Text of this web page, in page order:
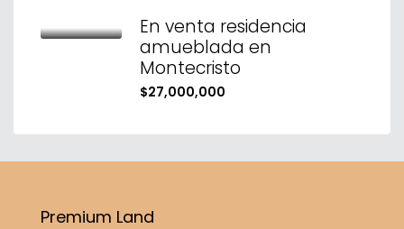
En venta residencia
amueblada en
Montecristo
$27,000,000
Premium Land